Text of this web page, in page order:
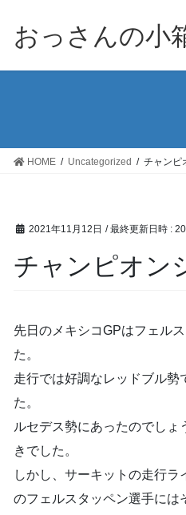
おっさんの小
HOME Uncategorized チャンピ
2021年11月12日 / 最終更新日時 :
チャンピオン
先日のメキシコGPはフェル
た
走行では好調なレッドブル勢
た。 路面
ルセデス勢にあったので
きでした。
しかし、サーキットの走行
のフェルスタッペン選手には